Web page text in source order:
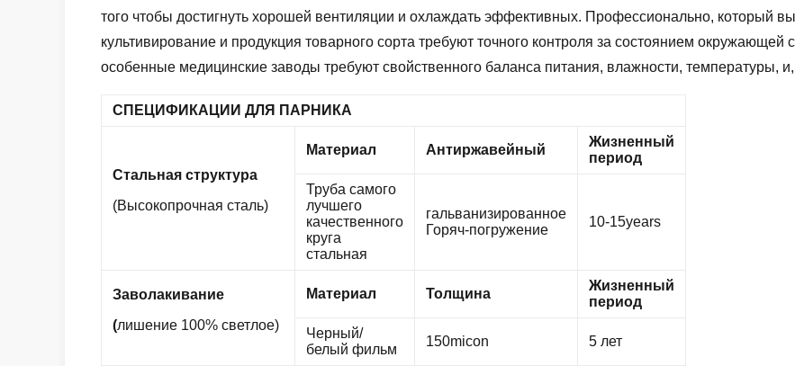
того чтобы достигнуть хорошей вентиляции и охлаждать эффективных. Профессионально, который
культивирование и продукция товарного сорта требуют точного контроля за состоянием
особенные медицинские заводы требуют свойственного баланса питания, влажности, температуры,
СПЕЦИФИКАЦИИ ДЛЯ ПАРНИКА
Стальная структура
(Высокопрочная сталь)
Материал Антиржавейный
Жизненный
период
Труба самого
лучшего
качественного
круга
стальная
гальванизированное
Горяч-погружение
10-15years
Заволакивание
(лишение 100% светлое)
Материал Толщина
Жизненный
период
Черный/
белый фильм
150micon 5 лет